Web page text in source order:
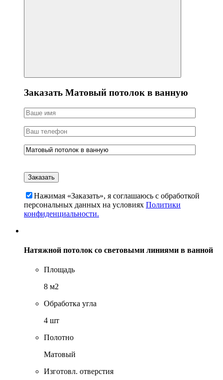
Заказать Матовый потолок в ванную
Нажимая «Заказать», я соглашаюсь c обработкой
персональных данных на условиях Политики
конфиденциальности.
Натяжной потолок со световыми линиями в ванной
Площадь
8 м2
Обработка угла
4 шт
Полотно
Матовый
Изготовл. отверстия